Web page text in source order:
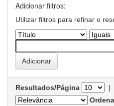
Adicionar filtros:
Utilizar filtros para refinar o
Resultados/Página |